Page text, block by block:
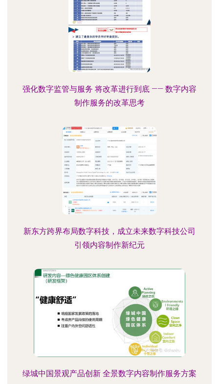
强化数字监管与服务 将改革进行到底 —— 数字内容
制作服务的改革思考
新东方跨界布局数字科技，成立未来数字科技公司
引领内容制作新纪元
绿城中国景观产品创新 全景数字内容制作服务方案